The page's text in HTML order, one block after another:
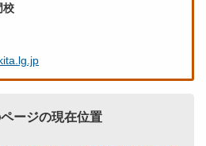
校
ージの現在位置